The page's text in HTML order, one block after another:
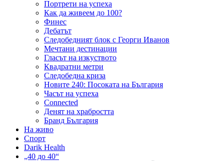
Портрети на успеха
Как да живеем до 100?
Финес
Дебатът
Следобедният блок с Георги Иванов
Мечтани дестинации
Гласът на изкуството
Квадратни метри
Следобедна криза
Новите 240: Посоката на България
Часът на успеха
Connected
Денят на храбростта
Бранд България
На живо
Спорт
Darik Health
„40 до 40“